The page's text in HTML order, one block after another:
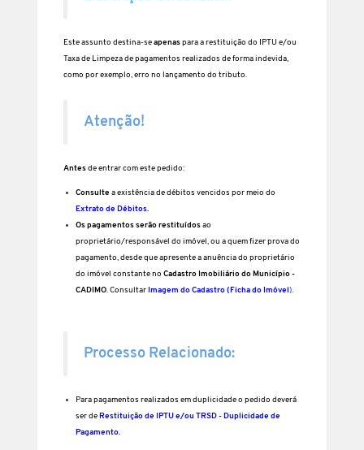
Este assunto destina-seapenaspara a restituição do IPTU e/ou
Taxa de Limpeza de pagamentos realizados de forma indevida,
como por exemplo, erro no lançamento do tributo.
Atenção!
Antesde entrar com este pedido:
Consulte a existência de débitos vencidos por meio do
Extrato de Débitos.
Os pagamentos serão restituídosao
proprietário/responsável do imóvel, ou a quem fizer prova do
pagamento, desde que apresente a anuência do proprietário
do imóvel constante no Cadastro Imobiliário do Município -
CADIMO. Consultar Imagem do Cadastro (Ficha do Imóvel).
Processo Relacionado:
Para pagamentos realizados em duplicidade o pedido deverá
ser de Restituição de IPTU e/ou TRSD - Duplicidade de
Pagamento.